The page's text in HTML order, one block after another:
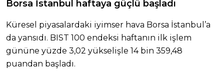
Borsa İstanbul haftaya güçlü başladı
Küresel piyasalardaki iyimser hava Borsa İstanbul’a
da yansıdı. BIST 100 endeksi haftanın ilk işlem
gününe yüzde 3,02 yükselişle 14 bin 359,48
puandan başladı.